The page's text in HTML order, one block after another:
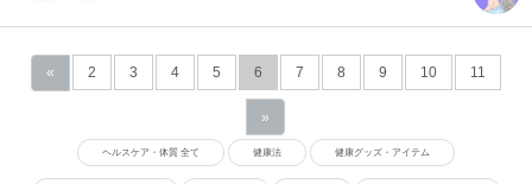
« 2 3 4 5 6 7 8 9 10 11
»
ヘルスケア・体質 全て 健康法 健康グッズ・アイテム